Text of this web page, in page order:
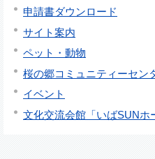
申請書ダウンロード
サイト案内
ペット・動物
桜の郷コミュニティーセン
イベント
文化交流会館「いばSUNホ